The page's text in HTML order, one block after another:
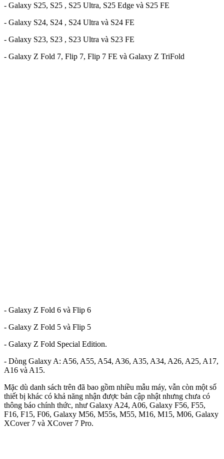
- Galaxy S25, S25 , S25 Ultra, S25 Edge và S25 FE
- Galaxy S24, S24 , S24 Ultra và S24 FE
- Galaxy S23, S23 , S23 Ultra và S23 FE
- Galaxy Z Fold 7, Flip 7, Flip 7 FE và Galaxy Z TriFold
- Galaxy Z Fold 6 và Flip 6
- Galaxy Z Fold 5 và Flip 5
- Galaxy Z Fold Special Edition.
- Dòng Galaxy A: A56, A55, A54, A36, A35, A34, A26, A25, A17,
A16 và A15.
Mặc dù danh sách trên đã bao gồm nhiều mẫu máy, vẫn còn một số
thiết bị khác có khả năng nhận được bản cập nhật nhưng chưa có
thông báo chính thức, như Galaxy A24, A06, Galaxy F56, F55,
F16, F15, F06, Galaxy M56, M55s, M55, M16, M15, M06, Galaxy
XCover 7 và XCover 7 Pro.